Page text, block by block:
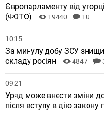
Європарламенту від
(ФОТО)
19440 10
10:15
За минулу добу ЗСУ
складу росіян
4847
09:21
Уряд може внести зміни
після вступу в дію закону